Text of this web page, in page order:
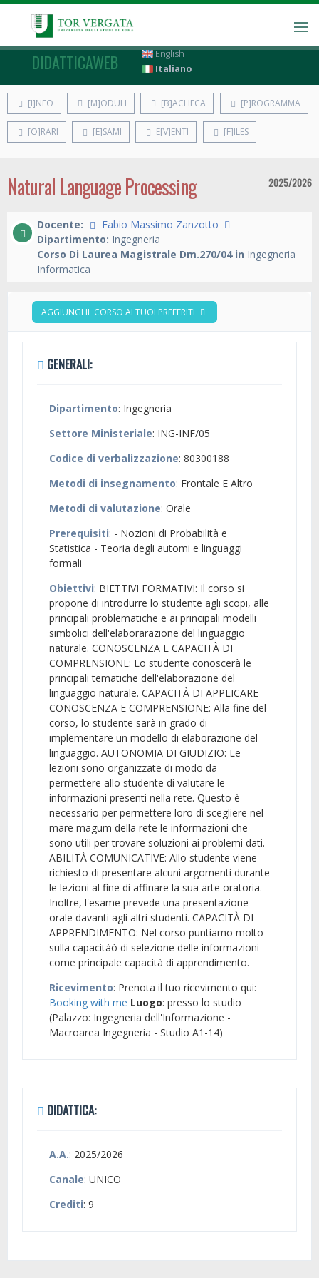
DIDATTICAWEB
English
Italiano
[I]NFO [M]ODULI [B]ACHECA [P]ROGRAMMA
[O]RARI [E]SAMI E[V]ENTI [F]ILES
Natural Language Processing 2025/2026
Docente:
Fabio Massimo Zanzotto
Dipartimento: Ingegneria
Corso Di Laurea Magistrale Dm.270/04 in Ingegneria
Informatica
AGGIUNGI IL CORSO AI TUOI PREFERITI
GENERALI:
Dipartimento: Ingegneria
Settore Ministeriale: ING-INF/05
Codice di verbalizzazione: 80300188
Metodi di insegnamento: Frontale E Altro
Metodi di valutazione: Orale
Prerequisiti: - Nozioni di Probabilità e
Statistica - Teoria degli automi e linguaggi
formali
Obiettivi: BIETTIVI FORMATIVI: Il corso si
propone di introdurre lo studente agli scopi, alle
principali problematiche e ai principali modelli
simbolici dell'elaborarazione del linguaggio
naturale. CONOSCENZA E CAPACITÀ DI
COMPRENSIONE: Lo studente conoscerà le
principali tematiche dell'elaborazione del
linguaggio naturale. CAPACITÀ DI APPLICARE
CONOSCENZA E COMPRENSIONE: Alla fine del
corso, lo studente sarà in grado di
implementare un modello di elaborazione del
linguaggio. AUTONOMIA DI GIUDIZIO: Le
lezioni sono organizzate di modo da
permettere allo studente di valutare le
informazioni presenti nella rete. Questo è
necessario per permettere loro di scegliere nel
mare magum della rete le informazioni che
sono utili per trovare soluzioni ai problemi dati.
ABILITÀ COMUNICATIVE: Allo studente viene
richiesto di presentare alcuni argomenti durante
le lezioni al fine di affinare la sua arte oratoria.
Inoltre, l'esame prevede una presentazione
orale davanti agli altri studenti. CAPACITÀ DI
APPRENDIMENTO: Nel corso puntiamo molto
sulla capacitàò di selezione delle informazioni
come principale capacità di apprendimento.
Ricevimento: Prenota il tuo ricevimento qui:
Booking with me Luogo: presso lo studio
(Palazzo: Ingegneria dell'Informazione -
Macroarea Ingegneria - Studio A1-14)
DIDATTICA:
A.A.: 2025/2026
Canale: UNICO
Crediti: 9